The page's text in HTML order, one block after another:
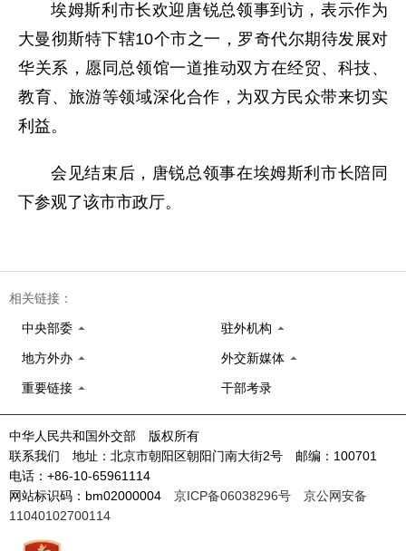
埃姆斯利市长欢迎唐锐总领事到访，表示作为
大曼彻斯特下辖10个市之一，罗奇代尔期待发展对
华关系，愿同总领馆一道推动双方在经贸、科技、
教育、旅游等领域深化合作，为双方民众带来切实
利益。
会见结束后，唐锐总领事在埃姆斯利市长陪同
下参观了该市市政厅。
相关链接：
中央部委 驻外机构
地方外办 外交新媒体
重要链接 干部考录
中华人民共和国外交部 版权所有
联系我们 地址：北京市朝阳区朝阳门南大街2号 邮编：100701
电话：+86-10-65961114
网站标识码：bm02000004 京ICP备06038296号
京公网安备
11040102700114